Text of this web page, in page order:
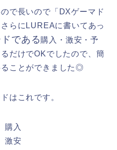
で長いので「DXゲーマド
らにLUREAに書いてあっ
である購入・激安・予
だけでOKでしたので、簡
ことができました◎
はこれです。
購入
激安